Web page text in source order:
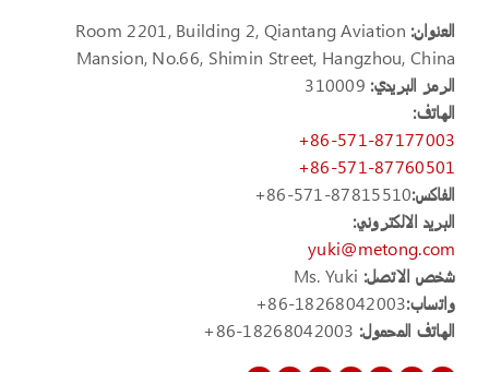
العنوان: Room 2201, Building 2, Qiantang Aviation
Mansion, No.66, Shimin Street, Hangzhou, China
الرمز البريدي:
الهاتف:
+86-571-87177003
+86-571-87760501
الفاكس:+86-571-87815510
البريد الالكتروني:
yuki@metong.com
شخص الاتصل: Ms. Yuki
واتساب:+86-18268042003
الهاتف المحمول: +86-18268042003